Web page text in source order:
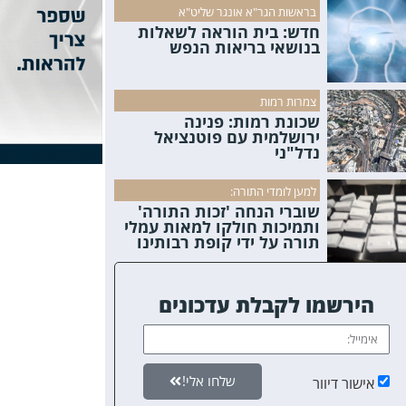
בראשות הגר"א אונגר שליט"א
חדש: בית הוראה לשאלות
בנושאי בריאות הנפש
צמרות רמות
שכונת רמות: פנינה
ירושלמית עם פוטנציאל
נדל"ני
למען לומדי התורה:
שוברי הנחה 'זכות התורה'
ותמיכות חולקו למאות עמלי
תורה על ידי קופת רבותינו
הירשמו לקבלת עדכונים
אישור דיוור שלחו אלי!